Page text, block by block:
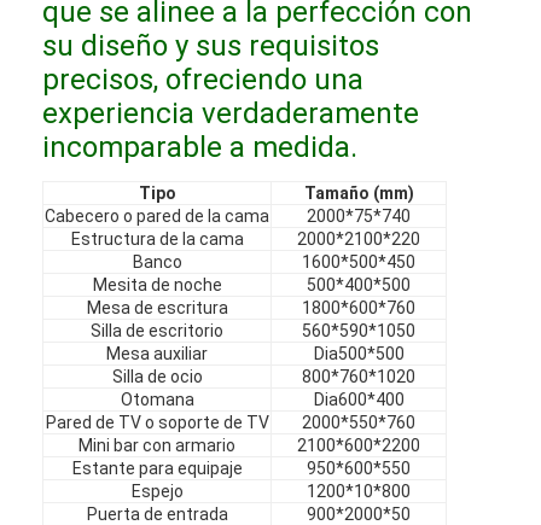
Muebles de hotel
Muebles para villas
Muebles para apartamentos
Muebles de comedor
Muebles de oficina
Mobiliario Fijo
Muebles tapizados
que se alinee a la perfección con
su diseño y sus requisitos
precisos, ofreciendo una
experiencia verdaderamente
incomparable a medida.
Tipo
Tamaño (mm)
Cabecero o pared de la cama
2000*75*740
Estructura de la cama
2000*2100*220
Banco
1600*500*450
Mesita de noche
500*400*500
Mesa de escritura
1800*600*760
Silla de escritorio
560*590*1050
Mesa auxiliar
Dia500*500
Silla de ocio
800*760*1020
Otomana
Dia600*400
Pared de TV o soporte de TV
2000*550*760
Mini bar con armario
2100*600*2200
Estante para equipaje
950*600*550
Espejo
1200*10*800
Puerta de entrada
900*2000*50